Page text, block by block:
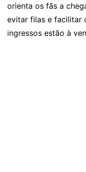
orienta os fãs a
evitar filas e facilitar
ingressos estão à